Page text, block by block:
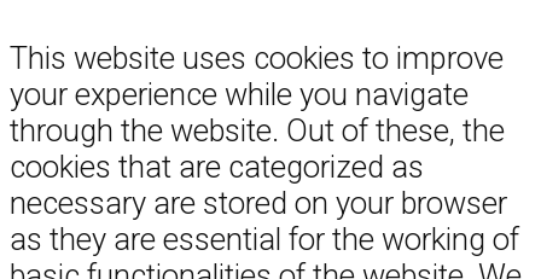
This website uses cookies to improve
your experience while you navigate
through the website. Out of these, the
cookies that are categorized as
necessary are stored on your browser
as they are essential for the working of